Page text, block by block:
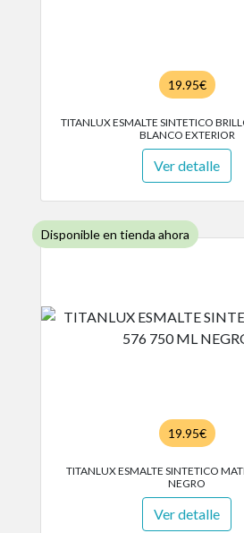
19.95€
TITANLUX ESMALTE SINTETICO
BLANCO EXTERIOR
Ver detalle
Disponible en tienda ahora
19.95€
TITANLUX ESMALTE SINTETICO
NEGRO
Ver detalle